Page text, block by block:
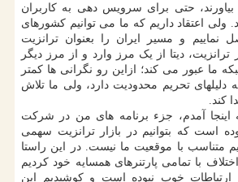
حتی برای سرویس دهی به کاربران
ولی اعتقاد داریم که ما می توانیم کشورهای
نماییم و مسیر ایران را بعنوان ترانزیت
دیتا از یک مرز وارد و از مرز دیگر
ما عبور می کند؛ ازاین رو نگرانی ها کمتر
دلیلهای تحریم محدودیت دارد، ولی ما تلاش
کند.
آمدم، جزء برنامه های من در شرکت
است که بتوانیم در بازار ترانزیت سهمی
متناسب با موقعیت ما نیست. در این راستا
با تمامی پارتنرهای همسایه خود کردیم
خوب نبوده است و کوشیدیم این